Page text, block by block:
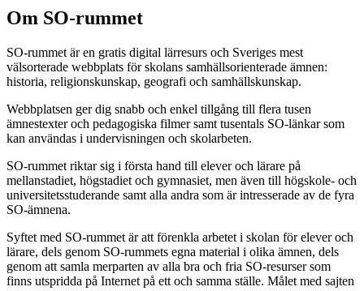
Om SO-rummet
SO-rummet är en gratis digital lärresurs och Sveriges mest
välsorterade webbplats för skolans samhällsorienterade ämnen:
historia, religionskunskap, geografi och samhällskunskap.
Webbplatsen ger dig snabb och enkel tillgång till flera tusen
ämnestexter och pedagogiska filmer samt tusentals SO-länkar som
kan användas i undervisningen och skolarbeten.
SO-rummet riktar sig i första hand till elever och lärare på
mellanstadiet, högstadiet och gymnasiet, men även till högskole- och
universitetsstuderande samt alla andra som är intresserade av de fyra
SO-ämnena.
Syftet med SO-rummet är att förenkla arbetet i skolan för elever och
lärare, dels genom SO-rummets egna material i olika ämnen, dels
genom att samla merparten av alla bra och fria SO-resurser som
finns utspridda på Internet på ett och samma ställe. Målet med sajten